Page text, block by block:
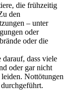
die frühzeitig
den
– unter
oder
oder die
dass viele
oder gar nicht
Nottötungen